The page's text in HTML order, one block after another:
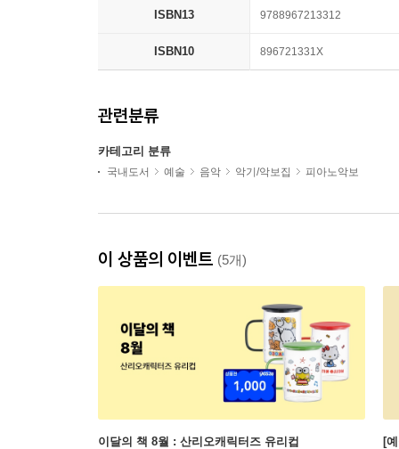
ISBN13 9788967213312
ISBN10 896721331X
관련분류
카테고리 분류
국내도서 예술 음악 악기/악보집 피아노악보
이 상품의 이벤트 (5개)
이달의 책 8월 : 산리오캐릭터즈 유리컵 [